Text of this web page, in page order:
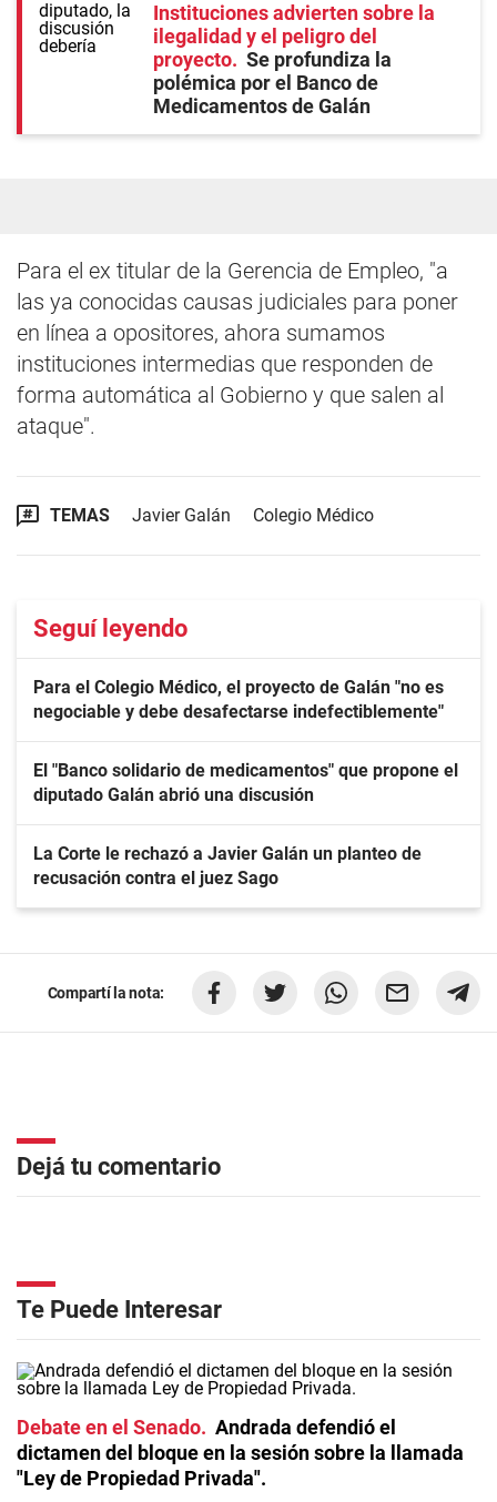
Instituciones advierten sobre la
ilegalidad y el peligro del
proyecto
Se profundiza la
polémica por el Banco de
Medicamentos de Galán
Para el ex titular de la Gerencia de Empleo, "a
las ya conocidas causas judiciales para poner
en línea a opositores, ahora sumamos
instituciones intermedias que responden de
forma automática al Gobierno y que salen al
ataque".
TEMAS Javier Galán Colegio Médico
Seguí leyendo
Para el Colegio Médico, el proyecto de Galán "no es
negociable y debe desafectarse indefectiblemente"
El "Banco solidario de medicamentos" que propone el
diputado Galán abrió una discusión
La Corte le rechazó a Javier Galán un planteo de
recusación contra el juez Sago
Compartí la nota:
Dejá tu comentario
Te Puede Interesar
Debate en el Senado
Andrada defendió el
dictamen del bloque en la sesión sobre la llamada
"Ley de Propiedad Privada".